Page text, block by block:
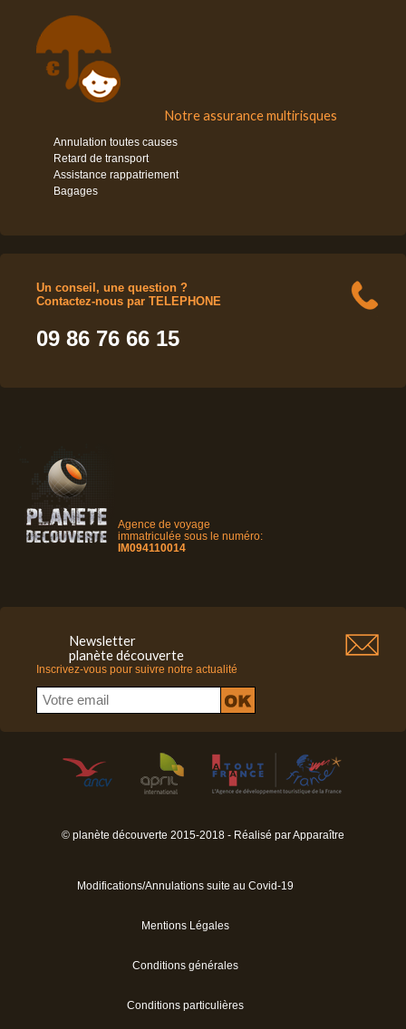
Notre assurance multirisques
Annulation toutes causes
Retard de transport
Assistance rappatriement
Bagages
Un conseil, une question ?
Contactez-nous par TELEPHONE
09 86 76 66 15
Agence de voyage
immatriculée sous le numéro:
IM094110014
Newsletter
planète découverte
Inscrivez-vous pour suivre notre actualité
© planète découverte 2015-2018 - Réalisé parApparaître
Modifications/Annulations suite au Covid-19
Mentions Légales
Conditions générales
Conditions particulières